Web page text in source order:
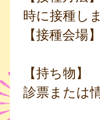
時に接種し
【接種会
【持ち物
診票または